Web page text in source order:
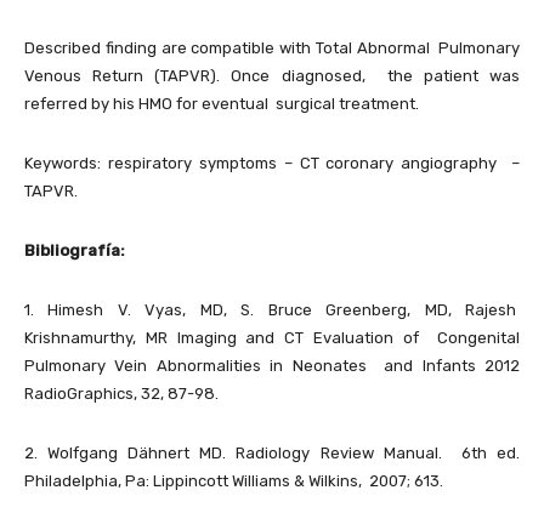
Described finding are compatible with Total Abnormal Pulmonary
Venous Return (TAPVR). Once diagnosed, the patient was
referred by his HMO for eventual surgical treatment.
Keywords: respiratory symptoms – CT coronary angiography –
TAPVR.
Bibliografía:
1. Himesh V. Vyas, MD, S. Bruce Greenberg, MD, Rajesh
Krishnamurthy, MR Imaging and CT Evaluation of Congenital
Pulmonary Vein Abnormalities in Neonates and Infants 2012
RadioGraphics, 32, 87-98.
2. Wolfgang Dähnert MD. Radiology Review Manual. 6th ed.
Philadelphia, Pa: Lippincott Williams & Wilkins, 2007; 613.